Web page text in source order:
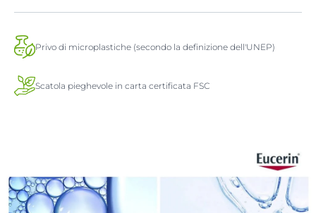
Privo di microplastiche (secondo la definizione dell'UNEP)
Scatola pieghevole in carta certificata FSC